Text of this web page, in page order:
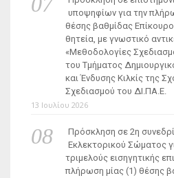
υποψηφίων για την
θέσης βαθμίδας
θητεία, με γνωστικό
«Μεθοδολογίες
του Τμήματος
και Ένδυσης Κιλκίς της
Σχεδιασμού του ΔΙ.ΠΑ.Ε.
13 Ιουλίου 2026
Πρόσκληση σε 2η
Εκλεκτορικού Σώματος
τριμελούς εισηγητικής
πλήρωση μίας (1) θέσης